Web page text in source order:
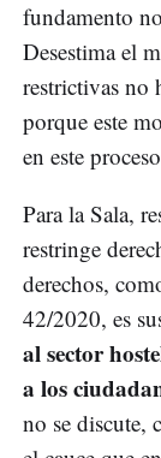
fundamento
Desestima el
restrictivas no
porque este
en este
Para la Sala,
restringe
derechos,
42/2020, es
al sector
a los
no se discute,